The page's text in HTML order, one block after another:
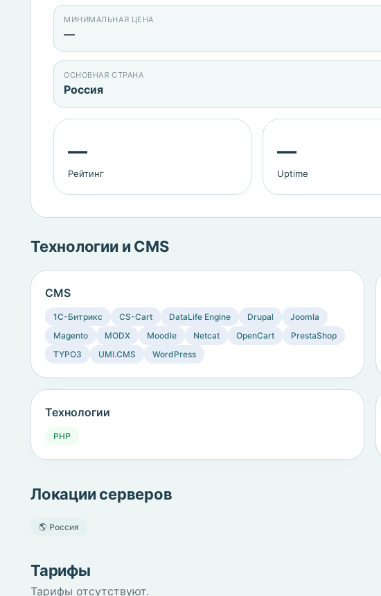
МИНИМАЛЬНАЯ ЦЕНА
—
ОСНОВНАЯ СТРАНА
Россия
—
Рейтинг
—
Uptime
Технологии и CMS
CMS
1C-Битрикс CS-Cart DataLife Engine Drupal
Joomla
Magento
MODX Moodle Netcat OpenCart
PrestaShop
TYPO3
UMI.CMS WordPress
Технологии
PHP
Локации серверов
🌎 Россия
Тарифы
Тарифы отсутствуют.